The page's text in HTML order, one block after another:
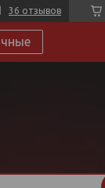
36 отзывов